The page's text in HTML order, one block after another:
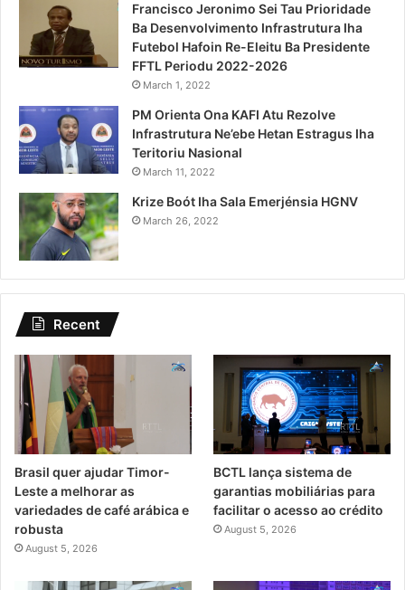
Francisco Jeronimo Sei Tau Prioridade
Ba Desenvolvimento Infrastrutura Iha
Futebol Hafoin Re-Eleitu Ba Presidente
FFTL Periodu 2022-2026
March 1, 2022
PM Orienta Ona KAFI Atu Rezolve
Infrastrutura Ne’ebe Hetan Estragus Iha
Teritoriu Nasional
March 11, 2022
Krize Boót Iha Sala Emerjénsia HGNV
March 26, 2022
Recent
Brasil quer ajudar Timor-
Leste a melhorar as
variedades de café arábica e
robusta
August 5, 2026
BCTL lança sistema de
garantias mobiliárias para
facilitar o acesso ao crédito
August 5, 2026